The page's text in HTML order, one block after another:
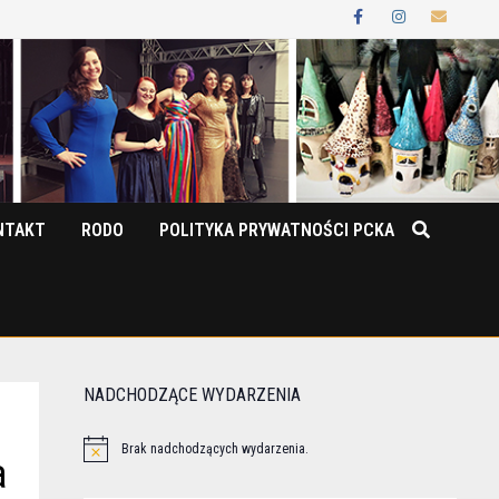
RODO POLITYKA PRYWATNOŚCI PCKA
NADCHODZĄCE WYDARZENIA
Brak nadchodzących wydarzenia.